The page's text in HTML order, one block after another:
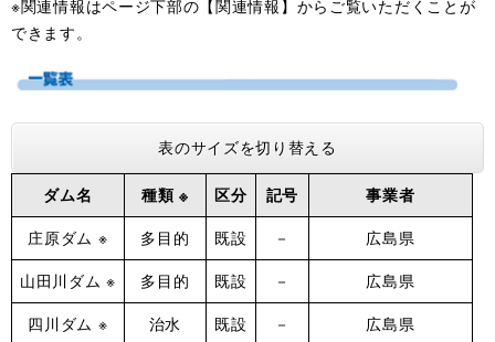
※関連情報はページ下部の【関連情報】からご覧いただくことが
できます。
表のサイズを切り替える
ダム名 種類 ※ 区分 記号 事業者
庄原ダム ※ 多目的 既設 － 広島県
山田川ダム ※ 多目的 既設 － 広島県
四川ダム ※ 治水 既設 － 広島県